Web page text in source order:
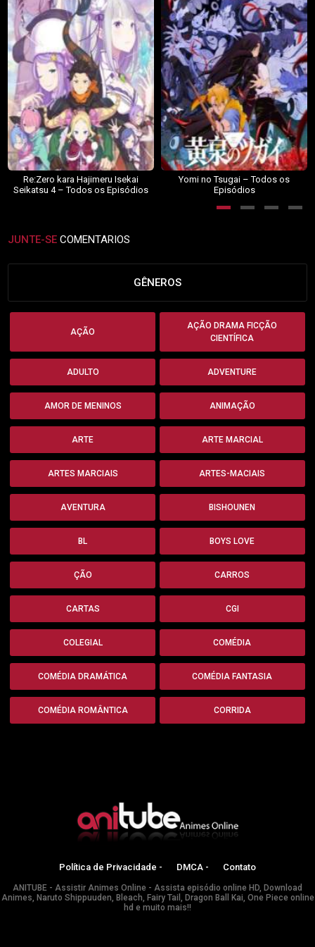
Re:Zero kara Hajimeru Isekai
Seikatsu 4 – Todos os Episódios
Yomi no Tsugai – Todos os
Episódios
JUNTE-SE COMENTARIOS
GÊNEROS
AÇÃO
AÇÃO DRAMA FICÇÃO
CIENTÍFICA
ADULTO ADVENTURE
AMOR DE MENINOS ANIMAÇÃO
ARTE ARTE MARCIAL
ARTES MARCIAIS ARTES-MACIAIS
AVENTURA BISHOUNEN
BL BOYS LOVE
ÇÃO CARROS
CARTAS CGI
COLEGIAL COMÉDIA
COMÉDIA DRAMÁTICA COMÉDIA FANTASIA
COMÉDIA ROMÂNTICA CORRIDA
Política de Privacidade - DMCA - Contato
ANITUBE - Assistir Animes Online - Assista episódio online HD, Download
Animes, Naruto Shippuuden, Bleach, Fairy Tail, Dragon Ball Kai, One Piece online
hd e muito mais!!